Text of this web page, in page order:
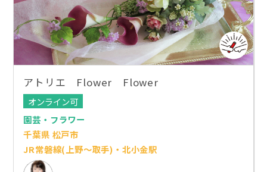
アトリエ Flower Flower
オンライン可
園芸・フラワー
千葉県 松戸市
JR常磐線(上野～取手)・北小金駅